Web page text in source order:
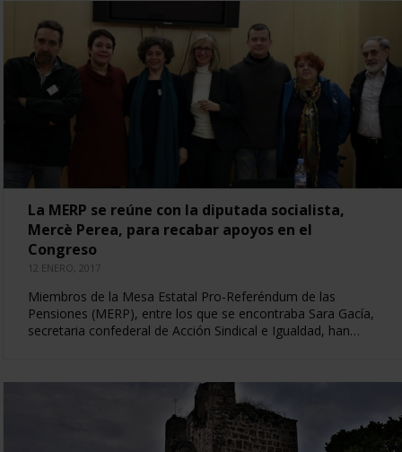
La MERP se reúne con la diputada socialista,
Mercè Perea, para recabar apoyos en el
Congreso
12 ENERO, 2017
Miembros de la Mesa Estatal Pro-Referéndum de las
Pensiones (MERP), entre los que se encontraba Sara Gacía,
secretaria confederal de Acción Sindical e Igualdad, han…